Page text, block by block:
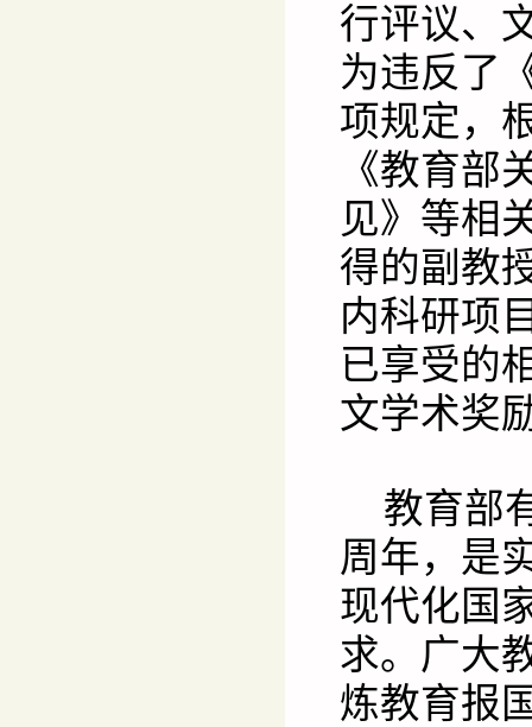
行评议、
为违反了
项规定，
《教育部
见》等相
得的副教
内科研项
已享受的
文学术奖
教育部
周年，是
现代化国
求。广大
炼教育报